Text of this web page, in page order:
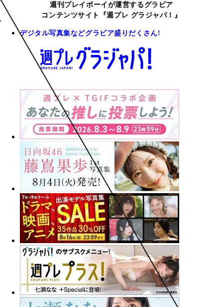
週刊プレイボーイが運営するグラビア
コンテンツサイト『週プレ グラジャパ！』
デジタル写真集などグラビア盛りだくさん!